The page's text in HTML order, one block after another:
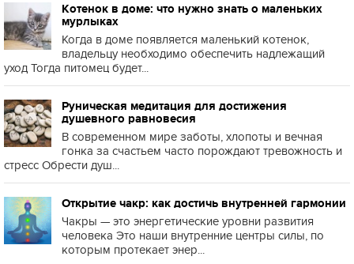
Котенок в доме: что нужно знать о маленьких
мурлыках
Когда в доме появляется маленький котенок,
владельцу необходимо обеспечить надлежащий
уход Тогда питомец будет...
Руническая медитация для достижения
душевного равновесия
В современном мире заботы, хлопоты и вечная
гонка за счастьем часто порождают тревожность и
стресс Обрести душ...
Открытие чакр: как достичь внутренней гармонии
Чакры — это энергетические уровни развития
человека Это наши внутренние центры силы, по
которым протекает энер...